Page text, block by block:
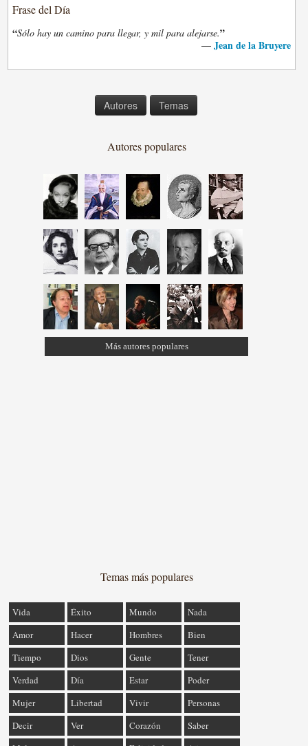
Frase del Día
“Sólo hay un camino para llegar, y mil para alejarse.”
— Jean de la Bruyere
Autores Temas
Autores populares
Más autores populares
Temas más populares
Vida Éxito Mundo
Nada
Amor
Hacer Hombres
Bien
Tiempo
Dios Gente
Tener
Verdad
Día Estar
Poder
Mujer
Libertad Vivir
Personas
Decir
Ver Corazón
Saber